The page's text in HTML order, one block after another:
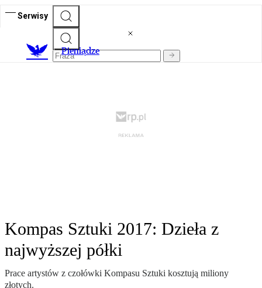
Serwisy
Pieniądze
Kompas Sztuki 2017: Dzieła z
najwyższej półki
Prace artystów z czołówki Kompasu Sztuki kosztują miliony
złotych.